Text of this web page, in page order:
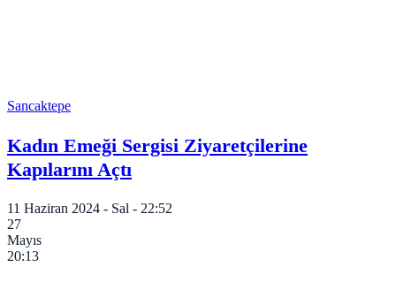
Sancaktepe
Kadın Emeği Sergisi Ziyaretçilerine
Kapılarını Açtı
11 Haziran 2024 - Sal - 22:52
27
Mayıs
20:13